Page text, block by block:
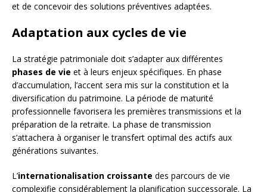
et de concevoir des solutions préventives adaptées.
Adaptation aux cycles de vie
La stratégie patrimoniale doit s’adapter aux différentes
phases de vie et à leurs enjeux spécifiques. En phase
d’accumulation, l’accent sera mis sur la constitution et la
diversification du patrimoine. La période de maturité
professionnelle favorisera les premières transmissions et la
préparation de la retraite. La phase de transmission
s’attachera à organiser le transfert optimal des actifs aux
générations suivantes.
L’internationalisation croissante des parcours de vie
complexifie considérablement la planification successorale. La